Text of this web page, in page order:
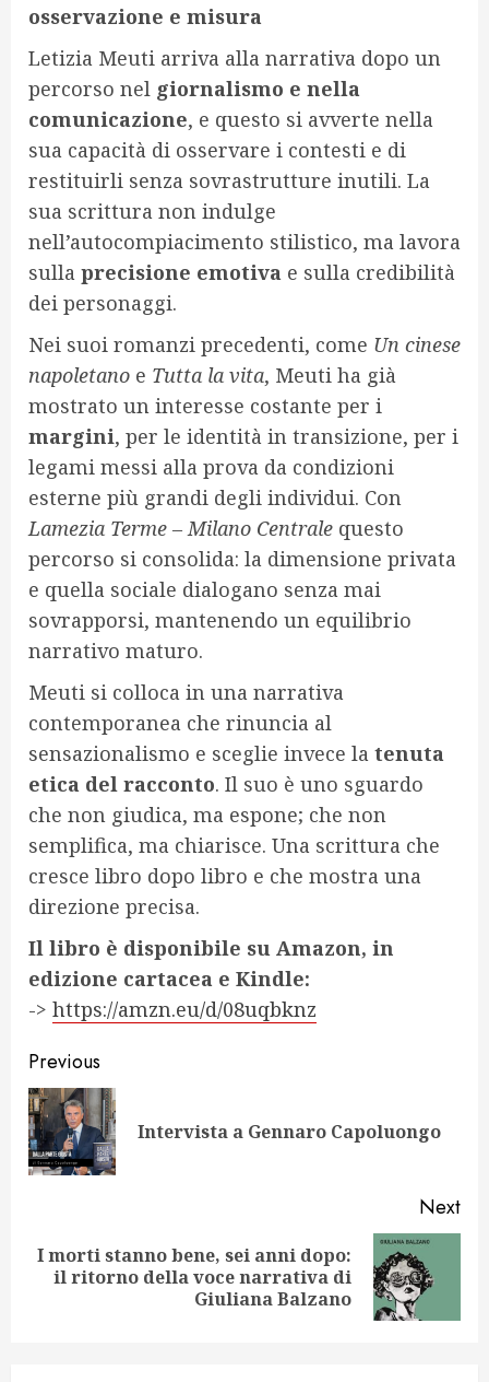
osservazione e misura
Letizia Meuti arriva alla narrativa dopo un
percorso nel giornalismo e nella
comunicazione, e questo si avverte nella
sua capacità di osservare i contesti e di
restituirli senza sovrastrutture inutili. La
sua scrittura non indulge
nell’autocompiacimento stilistico, ma lavora
sulla precisione emotiva e sulla credibilità
dei personaggi.
Nei suoi romanzi precedenti, come Un cinese
napoletano e Tutta la vita, Meuti ha già
mostrato un interesse costante per i
margini, per le identità in transizione, per i
legami messi alla prova da condizioni
esterne più grandi degli individui. Con
Lamezia Terme – Milano Centrale questo
percorso si consolida: la dimensione privata
e quella sociale dialogano senza mai
sovrapporsi, mantenendo un equilibrio
narrativo maturo.
Meuti si colloca in una narrativa
contemporanea che rinuncia al
sensazionalismo e sceglie invece la tenuta
etica del racconto. Il suo è uno sguardo
che non giudica, ma espone; che non
semplifica, ma chiarisce. Una scrittura che
cresce libro dopo libro e che mostra una
direzione precisa.
Il libro è disponibile su Amazon, in
edizione cartacea e Kindle:
-> https://amzn.eu/d/08uqbknz
Continue
Reading
Previous
Intervista a Gennaro Capoluongo
Next
Next
I morti stanno bene, sei anni dopo:
il ritorno della voce narrativa di
Giuliana Balzano